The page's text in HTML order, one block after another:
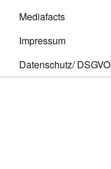
Mediafacts
Impressum
Datenschutz/ DSGVO